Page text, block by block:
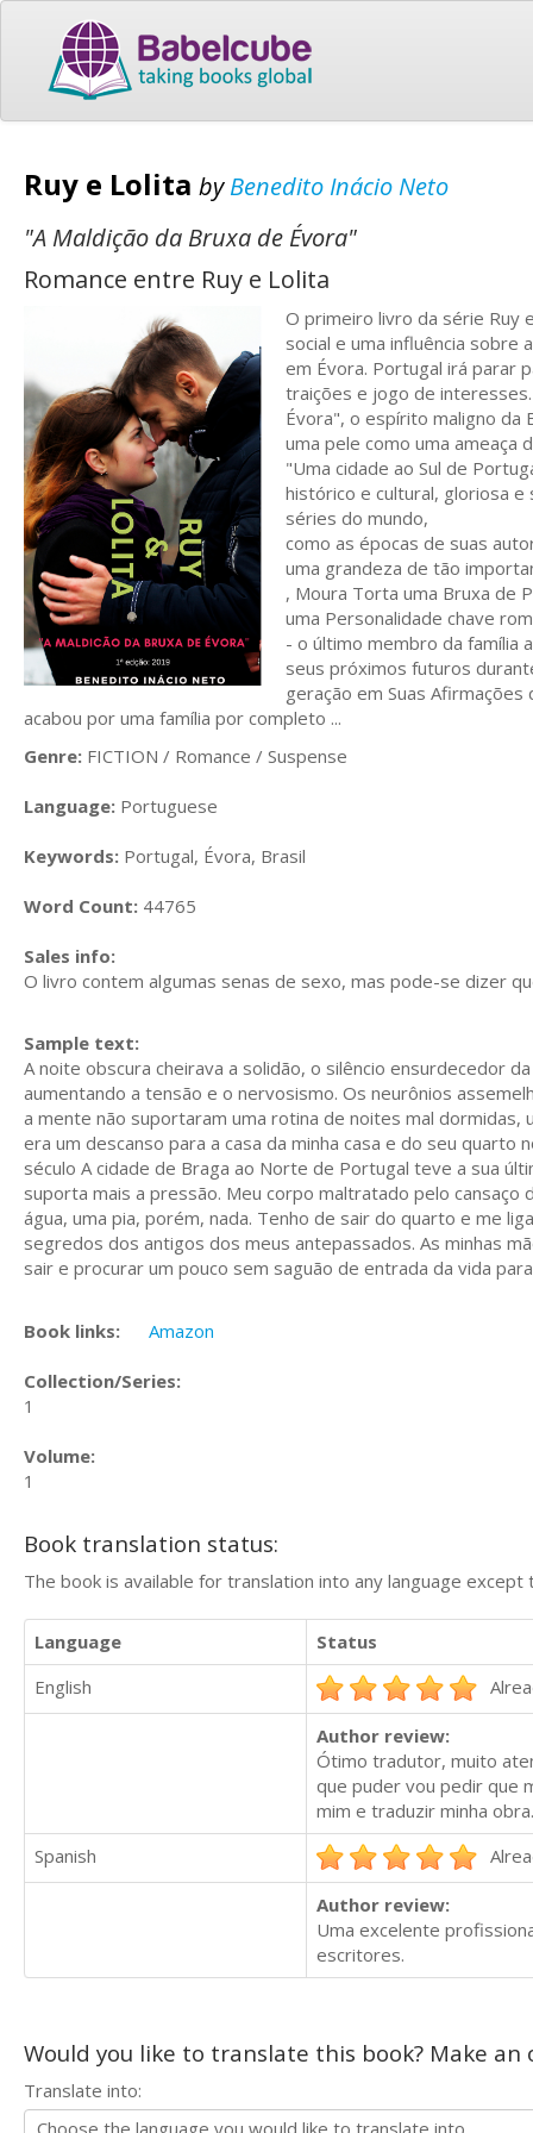
Ruy e Lolita byBenedito Inácio Neto
"A Maldição da Bruxa de Évora"
Romance entre Ruy e Lolita
O primeiro livro da série Ruy
social e uma influência
em Évora. Portugal irá parar
traições e jogo de
Évora", o espírito maligno da
uma pele como uma ameaça
"Uma cidade ao Sul de
histórico e cultural, gloriosa e
séries do mundo,
como as épocas de suas
uma grandeza de tão
, Moura Torta uma Bruxa de
uma Personalidade chave
- o último membro da família
seus próximos futuros
geração em Suas
acabou por uma família por completo ...
Genre: FICTION / Romance / Suspense
Language: Portuguese
Keywords: Portugal, Évora, Brasil
Word Count: 44765
Sales info:
O livro contem algumas senas de sexo, mas pode-se dizer
Sample text:
A noite obscura cheirava a solidão, o silêncio ensurdecedor
aumentando a tensão e o nervosismo. Os neurônios
a mente não suportaram uma rotina de noites mal dormidas,
era um descanso para a casa da minha casa e do seu
século A cidade de Braga ao Norte de Portugal teve a sua
suporta mais a pressão. Meu corpo maltratado pelo
água, uma pia, porém, nada. Tenho de sair do quarto e me
segredos dos antigos dos meus antepassados. As minhas
sair e procurar um pouco sem saguão de entrada da vida
Book links: Amazon
Collection/Series:
1
Volume:
1
Book translation status:
The book is available for translation into any language
Language
Status
English
Author review:
Ótimo tradutor, muito
que puder vou pedir que
mim e traduzir minha
Spanish
Author review:
Uma excelente
escritores.
Would you like to translate this book? Make
Translate into: